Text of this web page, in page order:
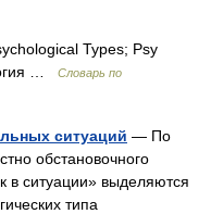
Types; Psy
…
Словарь по
ситуаций — По
обстановочного
в ситуации» выделяются
типа